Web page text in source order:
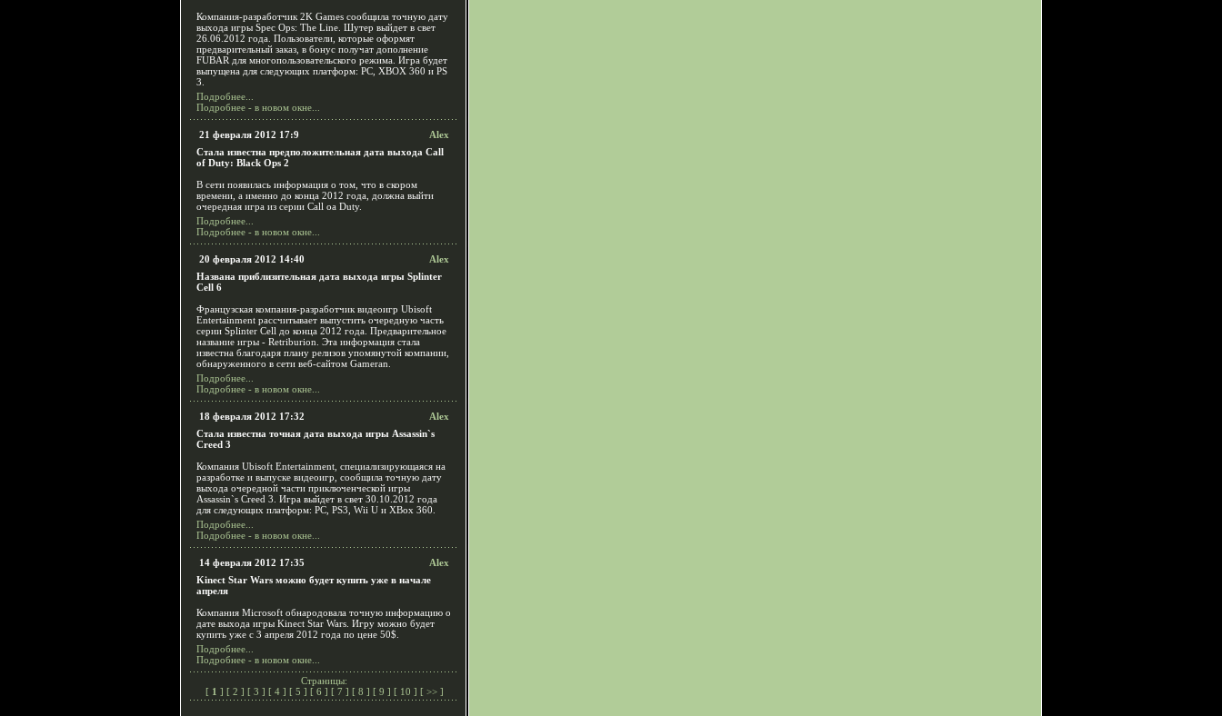
Компания-разработчик 2K Games сообщила точную дату
выхода игры Spec Ops: The Line. Шутер выйдет в свет
26.06.2012 года. Пользователи, которые оформят
предварительный заказ, в бонус получат дополнение
FUBAR для многопользовательского режима. Игра будет
выпущена для следующих платформ: PC, XBOX 360 и PS
3.
Подробнее...
Подробнее - в новом окне...
21 февраля 2012 17:9
Alex
Стала известна предположительная дата выхода Call
of Duty: Black Ops 2
В сети появилась информация о том, что в скором
времени, а именно до конца 2012 года, должна выйти
очередная игра из серии Call oа Duty.
Подробнее...
Подробнее - в новом окне...
20 февраля 2012 14:40
Alex
Названа приблизительная дата выхода игры Splinter
Cell 6
Французская компания-разработчик видеоигр Ubisoft
Entertainment рассчитывает выпустить очередную часть
серии Splinter Cell до конца 2012 года. Предварительное
название игры - Retriburion. Эта информация стала
известна благодаря плану релизов упомянутой компании,
обнаруженного в сети веб-сайтом Gameran.
Подробнее...
Подробнее - в новом окне...
18 февраля 2012 17:32
Alex
Стала известна точная дата выхода игры Assassin`s
Creed 3
Компания Ubisoft Entertainment, специализирующаяся на
разработке и выпуске видеоигр, сообщила точную дату
выхода очередной части приключенческой игры
Assassin`s Creed 3. Игра выйдет в свет 30.10.2012 года
для следующих платформ: PC, PS3, Wii U и XBox 360.
Подробнее...
Подробнее - в новом окне...
14 февраля 2012 17:35
Alex
Kinect Star Wars можно будет купить уже в начале
апреля
Компания Microsoft обнародовала точную информацию о
дате выхода игры Kinect Star Wars. Игру можно будет
купить уже с 3 апреля 2012 года по цене 50$.
Подробнее...
Подробнее - в новом окне...
Страницы:
[ 1 ] [ 2 ] [ 3 ] [ 4 ] [ 5 ] [ 6 ] [ 7 ] [ 8 ] [ 9 ] [ 10 ] [ >> ]